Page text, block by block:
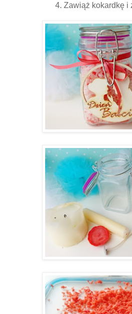
4. Zawiąż kokardkę i